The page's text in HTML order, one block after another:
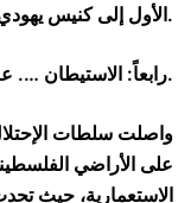
الأول إلى كنيس يهودي.
رابعاً: الاستيطان …. عنف المستوطنين، و نهب الأرض.
واصلت سلطات
على الأراضي
الاستعمارية، حيث